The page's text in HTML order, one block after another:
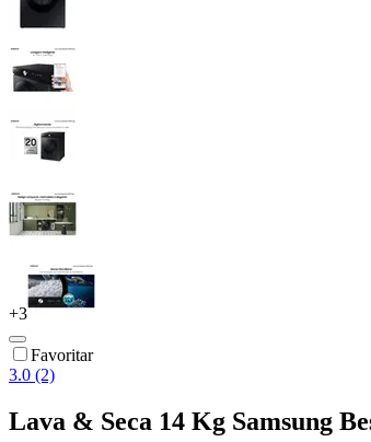
+3
Favoritar
3.0 (2)
Lava & Seca 14 Kg Samsung